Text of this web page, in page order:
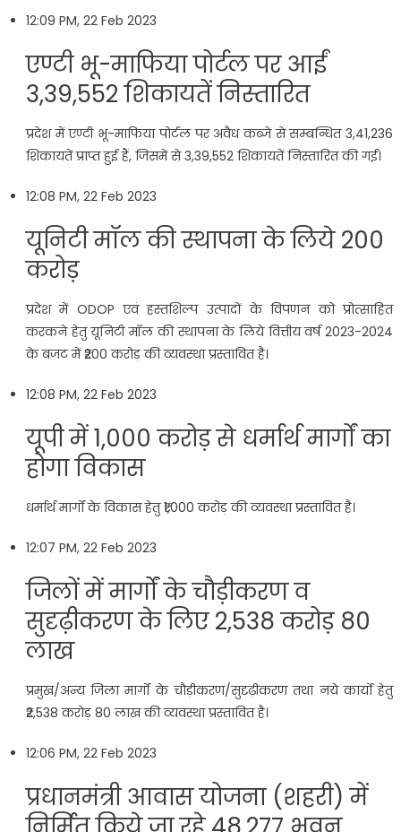
12:09 PM, 22 Feb 2023
एण्टी भू-माफिया पोर्टल पर आईं
3,39,552 शिकायतें निस्तारित
प्रदेश में एण्टी भू-माफिया पोर्टल पर अवैध कब्जे से सम्बन्धित 3,41,236
शिकायतें प्राप्त हुई हैं, जिसमें से 3,39,552 शिकायतें निस्तारित की गईं।
12:08 PM, 22 Feb 2023
यूनिटी मॉल की स्थापना के लिये 200
करोड़
प्रदेश में ODOP एवं हस्तशिल्प उत्पादों के विपणन को प्रोत्साहित
करकने हेतु यूनिटी मॉल की स्थापना के लिये वित्तीय वर्ष 2023-2024
के बजट में ₹200 करोड़ की व्यवस्था प्रस्तावित है।
12:08 PM, 22 Feb 2023
यूपी में 1,000 करोड़ से धर्मार्थ मार्गों का
होगा विकास
धर्मार्थ मार्गों के विकास हेतु ₹1,000 करोड़ की व्यवस्था प्रस्तावित है।
12:07 PM, 22 Feb 2023
ज‍िलों में मार्गों के चौड़ीकरण व
सुदृढ़ीकरण के ल‍िए 2,538 करोड़ 80
लाख
प्रमुख/अन्य जिला मार्गों के चौड़ीकरण/सुदृढ़ीकरण तथा नये कार्यो हेतु
₹2,538 करोड़ 80 लाख की व्यवस्था प्रस्तावित है।
12:06 PM, 22 Feb 2023
प्रधानमंत्री आवास योजना (शहरी) में